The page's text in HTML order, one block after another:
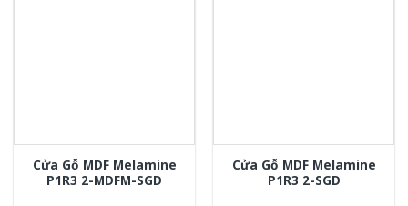
Cửa Gỗ MDF Melamine
P1R3 2-MDFM-SGD
Cửa Gỗ MDF Melamine
P1R3 2-SGD